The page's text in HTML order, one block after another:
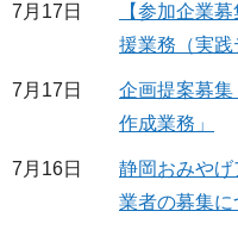
7月17日
【参加企業
援業務（実践
7月17日
企画提案募
作成業務」
7月16日
静岡おみや
業者の募集に